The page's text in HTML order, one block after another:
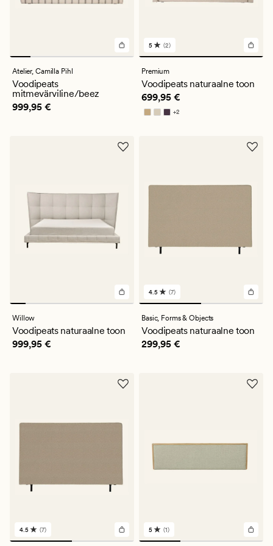
Atelier, Camilla Pihl
Voodipeats
mitmevärviline/beez
Pris_ee 999,95 €
999,95 €
2
arvustust
keskmise
hinnanguga
5
5 (2)
Premium
Voodipeats naturaalne toon
Pris_ee 699,95 €
699,95 €
+2
Saadaval rohkemates värvitoonides
Willow
Voodipeats naturaalne toon
Pris_ee 999,95 €
999,95 €
7
arvustust
keskmise
hinnanguga
4.5
4.5 (7)
Basic, Forms & Objects
Voodipeats naturaalne toon
Pris_ee 299,95 €
299,95 €
7
arvustust
4.5 (7)
1
arvustust
5 (1)